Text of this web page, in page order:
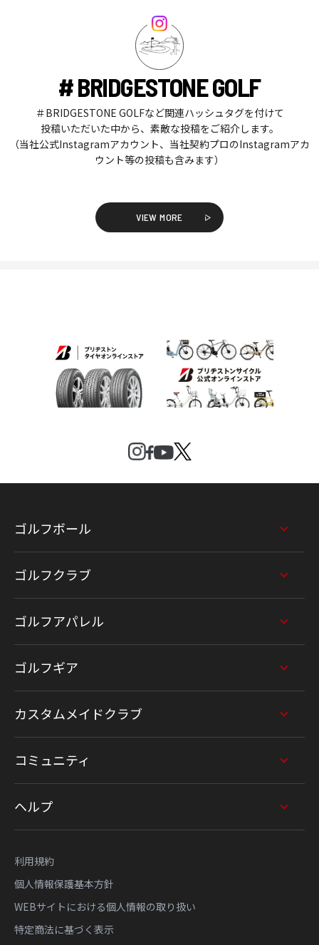
# BRIDGESTONE GOLF
＃BRIDGESTONE GOLFなど関連ハッシュタグを付けて
投稿いただいた中から、素敵な投稿をご紹介します。
（当社公式Instagramアカウント、当社契約プロのInstagramアカ
ウント等の投稿も含みます）
VIEW MORE
ゴルフボール
ゴルフクラブ
ゴルフアパレル
ゴルフギア
カスタムメイドクラブ
コミュニティ
ヘルプ
利用規約
個人情報保護基本方針
WEBサイトにおける個人情報の取り扱い
特定商法に基づく表示